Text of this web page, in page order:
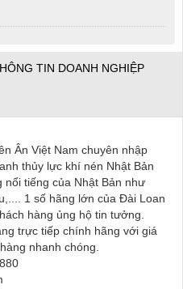
TIN DOANH NGHIỆP
Ân Việt Nam chuyên nhập
thủy lực khí nén Nhật Bản
nổi tiếng của Nhật Bản như
1 số hãng lớn của Đài Loan
hàng ủng hộ tin tưởng.
trực tiếp chính hãng với giá
nhanh chóng.